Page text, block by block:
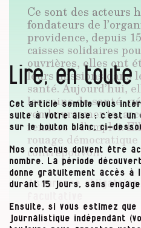
Ce sont des acteurs
fondateurs de
providence, depuis
caisses solidaires
ouvrières, elles ont
leurs missions dans
santé. Aujourd’hui,
les soins de santé,
remboursements,
remises à l’emploi.
rouage
contrepouvoir.
Assurance obligatoire,
Toute personne en
Lire, en
Cet article semble vous
suite à votre aise : c’est un
sur le bouton blanc, ci-
Nos contenus doivent être
nombre. La période
donne gratuitement accès à
durant 15 jours, sans
Ensuite, si vous estimez
journalistique indépendant